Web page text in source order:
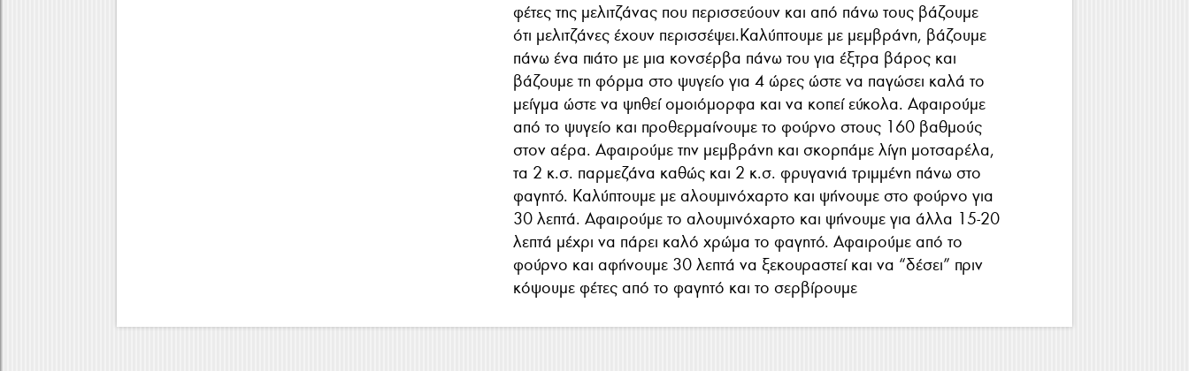
φέτες της μελιτζάνας που περισσεύουν και από πάνω τους βάζουμε
ότι μελιτζάνες έχουν περισσέψει.Καλύπτουμε με μεμβράνη, βάζουμε
πάνω ένα πιάτο με μια κονσέρβα πάνω του για έξτρα βάρος και
βάζουμε τη φόρμα στο ψυγείο για 4 ώρες ώστε να παγώσει καλά το
μείγμα ώστε να ψηθεί ομοιόμορφα και να κοπεί εύκολα. Αφαιρούμε
από το ψυγείο και προθερμαίνουμε το φούρνο στους 160 βαθμούς
στον αέρα. Αφαιρούμε την μεμβράνη και σκορπάμε λίγη μοτσαρέλα,
τα 2 κ.σ. παρμεζάνα καθώς και 2 κ.σ. φρυγανιά τριμμένη πάνω στο
φαγητό. Καλύπτουμε με αλουμινόχαρτο και ψήνουμε στο φούρνο για
30 λεπτά. Αφαιρούμε το αλουμινόχαρτο και ψήνουμε για άλλα 15-20
λεπτά μέχρι να πάρει καλό χρώμα το φαγητό. Αφαιρούμε από το
φούρνο και αφήνουμε 30 λεπτά να ξεκουραστεί και να “δέσει” πριν
κόψουμε φέτες από το φαγητό και το σερβίρουμε